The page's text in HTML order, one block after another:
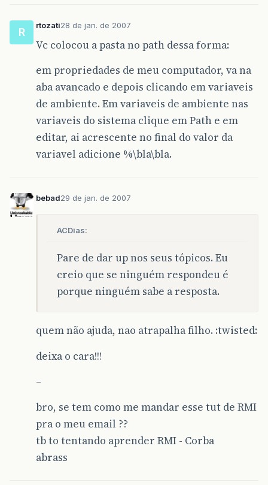
R
rtozati28 de jan. de 2007
Vc colocou a pasta no path dessa forma:
em propriedades de meu computador, va na
aba avancado e depois clicando em variaveis
de ambiente. Em variaveis de ambiente nas
variaveis do sistema clique em Path e em
editar, ai acrescente no final do valor da
variavel adicione %\bla\bla.
bebad29 de jan. de 2007
ACDias:
Pare de dar up nos seus tópicos. Eu
creio que se ninguém respondeu é
porque ninguém sabe a resposta.
quem não ajuda, nao atrapalha filho. :twisted:
deixa o cara!!!
–
bro, se tem como me mandar esse tut de RMI
pra o meu email ??
tb to tentando aprender RMI - Corba
abrass